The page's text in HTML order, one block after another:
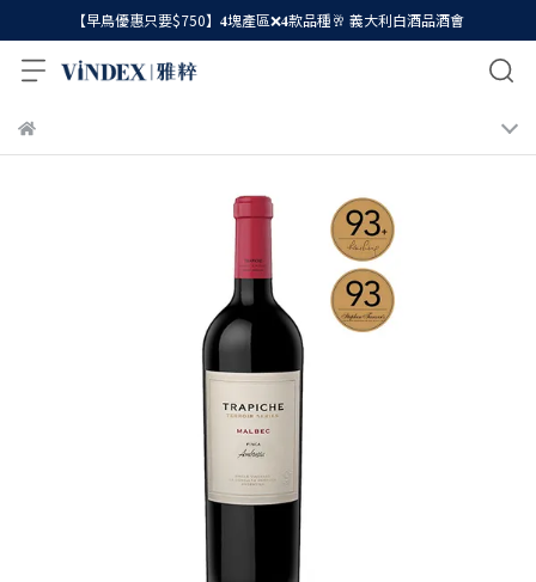
【早鳥優惠只要$750】𝟒塊產區❌𝟒款品種🥂 義大利白酒品酒會